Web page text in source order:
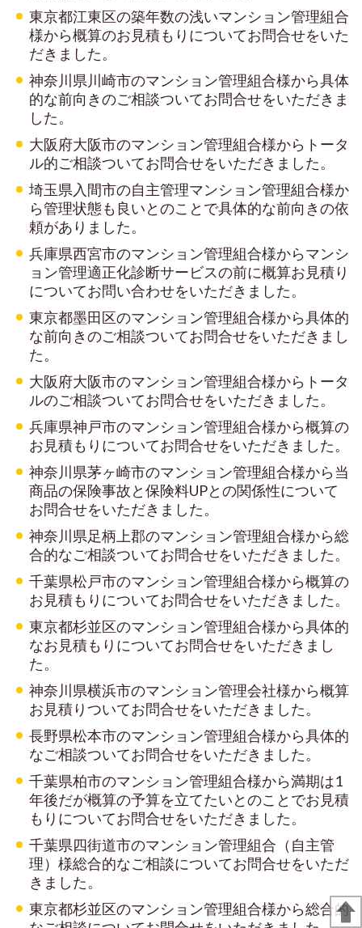
東京都江東区の築年数の浅いマンション管理組合
様から概算のお見積もりについてお問合せをいた
だきました。
神奈川県川崎市のマンション管理組合様から具体
的な前向きのご相談ついてお問合せをいただきま
した。
大阪府大阪市のマンション管理組合様からトータ
ル的ご相談ついてお問合せをいただきました。
埼玉県入間市の自主管理マンション管理組合様か
ら管理状態も良いとのことで具体的な前向きの依
頼がありました。
兵庫県西宮市のマンション管理組合様からマンシ
ョン管理適正化診断サービスの前に概算お見積り
についてお問い合わせをいただきました。
東京都墨田区のマンション管理組合様から具体的
な前向きのご相談ついてお問合せをいただきまし
た。
大阪府大阪市のマンション管理組合様からトータ
ルのご相談ついてお問合せをいただきました。
兵庫県神戸市のマンション管理組合様から概算の
お見積もりについてお問合せをいただきました。
神奈川県茅ヶ崎市のマンション管理組合様から当
商品の保険事故と保険料UPとの関係性について
お問合せをいただきました。
神奈川県足柄上郡のマンション管理組合様から総
合的なご相談ついてお問合せをいただきました。
千葉県松戸市のマンション管理組合様から概算の
お見積もりについてお問合せをいただきました。
東京都杉並区のマンション管理組合様から具体的
なお見積もりについてお問合せをいただきまし
た。
神奈川県横浜市のマンション管理会社様から概算
お見積りついてお問合せをいただきました。
長野県松本市のマンション管理組合様から具体的
なご相談ついてお問合せをいただきました。
千葉県柏市のマンション管理組合様から満期は1
年後だが概算の予算を立てたいとのことでお見積
もりについてお問合せをいただきました。
千葉県四街道市のマンション管理組合（自主管
理）様総合的なご相談についてお問合せをいただ
きました。
東京都杉並区のマンション管理組合様から総合的